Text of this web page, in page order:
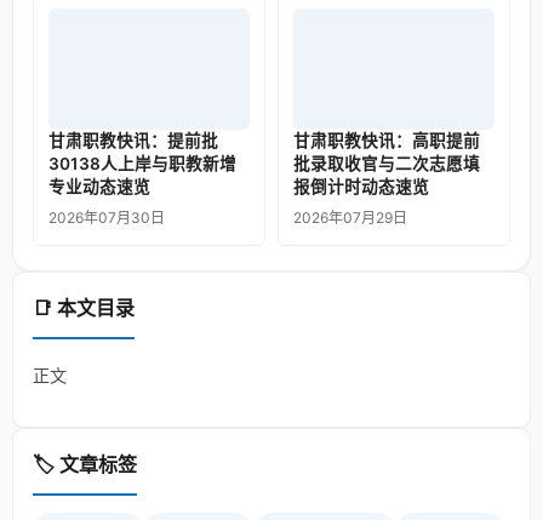
📑 本文目录
正文
🏷️ 文章标签
甘肃职教快讯：提前批
30138人上岸与职教新增
专业动态速览
2026年07月30日
甘肃职教快讯：高职提前
批录取收官与二次志愿填
报倒计时动态速览
2026年07月29日